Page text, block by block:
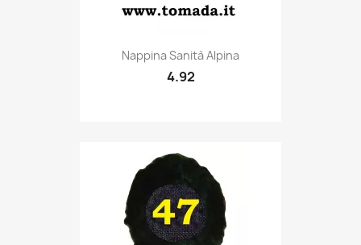
Quick view
Nappina Sanità Alpina
4.92